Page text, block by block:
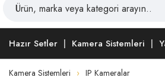
Hazır Setler Kamera Sistemleri
Kamera Sistemleri
IP Kameralar